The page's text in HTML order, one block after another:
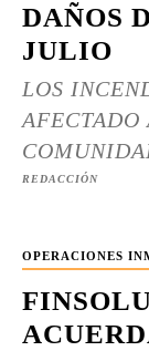
DAÑOS
JULIO
LOS
AFECTADO
REDACCIÓN
OPERACIONES